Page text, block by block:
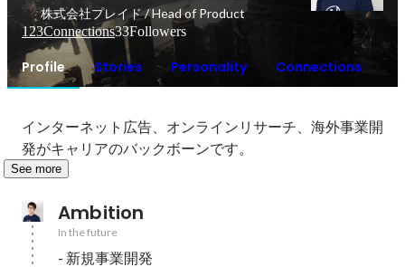
株式会社プレイド / Head of Product
123Connections33Followers
Profile Stories Personality Connections
インターネット広告、オンラインリサーチ、海外事業開
発がキャリアのバックボーンです。
See more
Ambition
In the future
- 新規事業開発